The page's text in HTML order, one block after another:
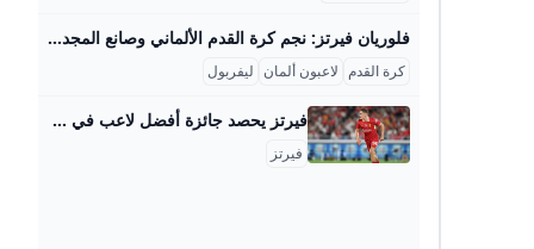
فلوريان فيرتز: نجم كرة القدم الألماني وصانع المجد في ليفربول فلوريان فيرتز (مواليد 3 مايو 2003) هو لاعب كرة قدم ألماني شهير يلعب كلاعب خط وسط مهاجم، يشغل حالياً مركزه في نادي ليفربول الإنجليزي والمنتخب الألماني الوطني. بدأ فيرتز مسيرته الكروية في أكاديمية نادي كولونيا عام 2010، حيث برز كمواهب شابة لفتت أنظار الأندية الكبرى بفضل أداءه المميز ورؤيته العالية في الملعب. في يناير 2020، انضم إلى نادي باير ليفركوزن الدمشقي حيث بدأ مسيرته الاحترافية، وشارك لأول مرة مع الفريق الأول في الدوري الألماني في مايو 2020 بعمر 17 عاماً، محطمًا أرقامًا قياسية كأصغر لاعب في النادي يشارك في الدوري.
كرة القدم لاعبون ألمان ليفربول
فيرتز يحصد جائزة أفضل لاعب في ألمانيا البوابة الإخبارية اليمنية.. موقع يهتم بالشأن اليمني في كافة المجالات.. يحرره صحفيون وإعلاميون متخصصين .. ويغطي اليمن والخليج والمنطقة العربية، ويتناول المال وال YNP ـ أعلنت مجلة “كيكر شبورتس” فوز فلوريان فيرتز لاعب خط وسط منتخب ألمانيا ونادي ليفربول الإنجليزي بجائزة أفضل لاعب كرة قدم في ألمانيا لهذا العام. الأخبار كشف أهداف غارات “اسرائيل” على صنعاء 29-08-2025 الأخبار إعلان من صنعاء بنوعية جديدة من الهجمات على “اسرائيل” 29-08-2025 الأخبار إقرار حكومي بفضيحة “كشف الاعاشة " 28-08-2025
فيرتز